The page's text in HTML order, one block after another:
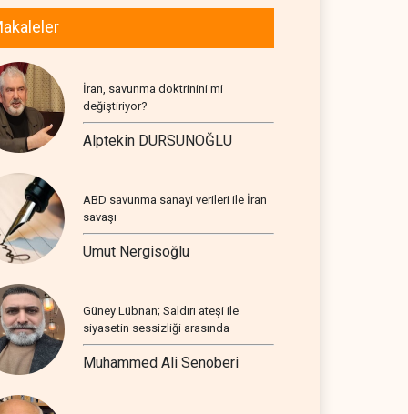
İran, savunma doktrinini mi
değiştiriyor?
Alptekin DURSUNOĞLU
ABD savunma sanayi verileri ile İran
savaşı
Umut Nergisoğlu
Güney Lübnan; Saldırı ateşi ile
siyasetin sessizliği arasında
Muhammed Ali Senoberi